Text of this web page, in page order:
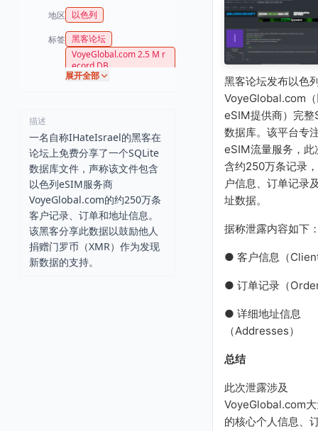
地区 以色列
标签 黑客论坛
VoyeGlobal.com 2.5 M r
ecord DB
展开全部
描述
一名自称IHateIsrael的黑客在
论坛上免费分享了一个SQLite
数据库文件，声称该文件包含
以色列eSIM服务商
VoyeGlobal.com的约250万条
客户记录、订单和地址信息。
该黑客分享此数据以鼓励他人
捐赠门罗币（XMR）作为发现
新数据的支持。
黑客论坛发布以色
VoyeGlobal.com
eSIM提供商）完
数据库。该平台专
eSIM流量服务，此
含约250万条记录
户信息、订单记录
址数据。
据称泄露内容如下
● 客户信息（
● 订单记录（
● 详细地址信息
（Addresses）
总结
此次泄露涉及
VoyeGlobal.com
的核心个人信息、